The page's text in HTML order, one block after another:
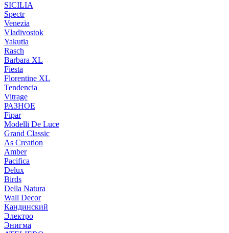
SICILIA
Spectr
Venezia
Vladivostok
Yakutia
Rasch
Barbara XL
Fiesta
Florentine XL
Tendencia
Vitrage
РАЗНОЕ
Fipar
Modelli De Luce
Grand Classic
As Creation
Amber
Pacifica
Delux
Birds
Della Natura
Wall Decor
Кандинский
Электро
Энигма